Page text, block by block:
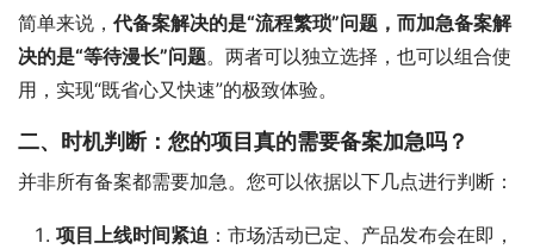
简单来说， 代备案解决的是“流程繁琐”问题，而加急备案解
决的是“等待漫长”问题。两者可以独立选择，也可以组合使
用，实现“既省心又快速”的极致体验。
二、时机判断：您的项目真的需要备案加急吗？
并非所有备案都需要加急。您可以依据以下几点进行判断：
项目上线时间紧迫 ：市场活动已定、产品发布会在即，